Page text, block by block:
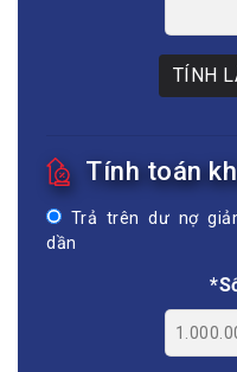
TÍNH
Tính toán
Trả trên dư nợ
dần